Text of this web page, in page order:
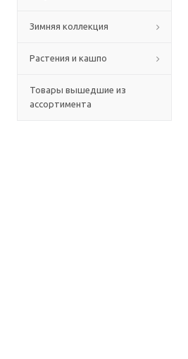
Зимняя коллекция
Растения и кашпо
Товары вышедшие из
ассортимента